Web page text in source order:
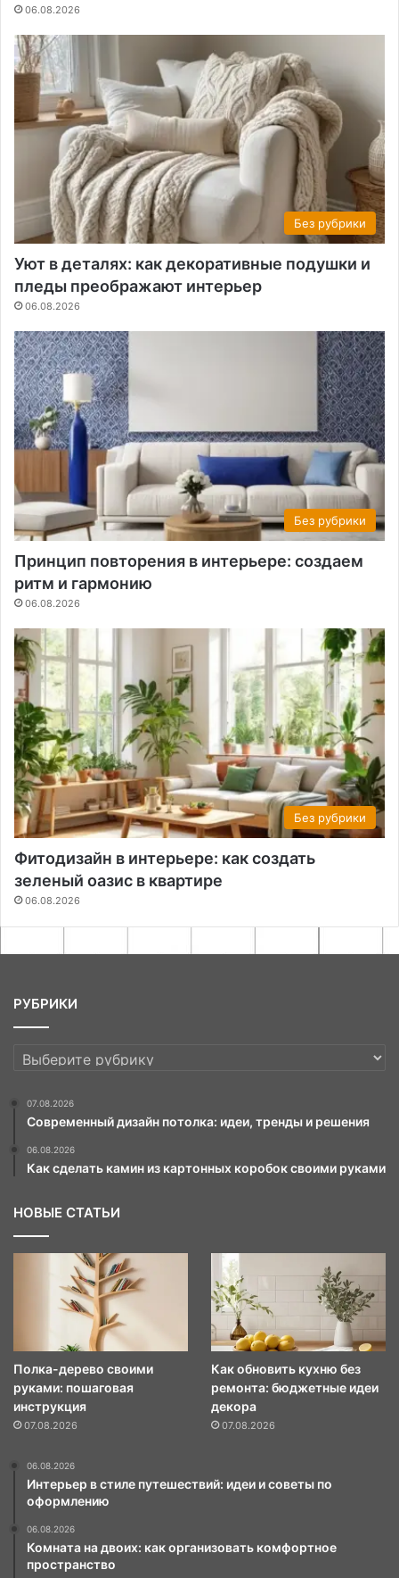
06.08.2026
Без рубрики
Уют в деталях: как декоративные подушки и
пледы преображают интерьер
06.08.2026
Без рубрики
Принцип повторения в интерьере: создаем
ритм и гармонию
06.08.2026
Без рубрики
Фитодизайн в интерьере: как создать
зеленый оазис в квартире
06.08.2026
РУБРИКИ
РУБРИКИ
07.08.2026
Современный дизайн потолка: идеи, тренды и решения
06.08.2026
Как сделать камин из картонных коробок своими руками
НОВЫЕ СТАТЬИ
Полка-дерево своими
руками: пошаговая
инструкция
07.08.2026
Как обновить кухню без
ремонта: бюджетные идеи
декора
07.08.2026
06.08.2026
Интерьер в стиле путешествий: идеи и советы по
оформлению
06.08.2026
Комната на двоих: как организовать комфортное
пространство